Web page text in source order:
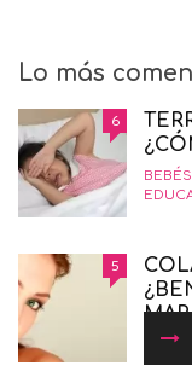
Lo más
6
BEBÉS
5